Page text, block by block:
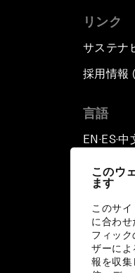
このウ
ます
このサ
に合わせ
フィッ
ザーによ
報を収集
リンク
サステナ
採用情報
言語
EN ▪ES▪中